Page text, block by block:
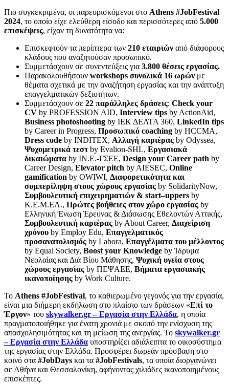
Πιο συγκεκριμένα, οι παρευρισκόμενοι στο Athens #JobFestival
2024, το οποίο είχε ελεύθερη είσοδο και περισσότερες από 5.000
επισκέψεις, είχαν τη δυνατότητα να:
Επισκεφτούν τα περίπτερα των 210 εταιριών από διάφορους
κλάδους που αναζητούσαν προσωπικό.
Συμμετάσχουν σε συνεντεύξεις για 3.800 θέσεις εργασίας.
Παρακολουθήσουν workshops συνολικά 16 ωρών με
θέματα σχετικά με την αναζήτηση εργασίας και την ανάπτυξη
επαγγελματικών δεξιοτήτων.
Συμμετάσχουν σε 22 παράλληλες δράσεις: Check your
CV by PROFESSION AID, Interview tips by ActionAid,
Business photoshooting by ΙΕΚ ΔΕΛΤΑ 360, LinkedIn tips
by Career in Progress, Προσωπικό coaching by HCCMA,
Dress code by INDITEX, Αλλαγή καριέρας by Odyssea,
Ψυχομετρικά τεστby Evalion-SHL, Εργασιακά
δικαιώματα by ΙΝ.Ε.-ΓΣΕΕ, Design your Career path by
Career Design, Elevator pitch by AIESEC, Online
gamification by OWIWI, Διαφορετικότητα και
συμπερίληψη στους χώρους εργασίας by SolidarityNow,
Συμβουλευτική επιχειρηματιών & start–uppers by
Κ.Ε.Μ.ΕΛ., Πρώτες βοήθειες στον χώρο εργασίας by
Ελληνική Ένωση Έρευνας & Διάσωσης Εθελοντών Αττικής,
Συμβουλευτική καριέρας by About Career, Διαχείριση
χρόνου by Employ Edu, Επαγγελματικός
προσανατολισμός by Labora, Επαγγέλματα του μέλλοντος
by Equal Society, Boost your Knowledge by Ίδρυμα
Νεολαίας και Διά Βίου Μάθησης, Ψυχική υγεία στους
χώρους εργασίας by ΠΕΨΑΕΕ, Βήματα εργασιακής
ικανοποίησης by Work Culture.
Το Athens #JobFestival, το καθιερωμένο γεγονός για την εργασία,
είναι μια διήμερη εκδήλωση στο πλαίσιο των δράσεων «Επί το
Έργον» του skywalker.gr – Εργασία στην Ελλάδα, η οποία
πραγματοποιήθηκε για ένατη χρονιά με σκοπό την ενίσχυση της
απασχολησιμότητας και τη μείωση της ανεργίας. Το skywalker.gr
– Εργασία στην Ελλάδα υποστηρίζει αδιάλειπτα το οικοσύστημα
της εργασίας στην Ελλάδα. Προσφέρει δωρεάν πρόσβαση στο
κοινό στα #JobDays και τα #JobFestivals, τα οποία διοργανώνει
σε Αθήνα και Θεσσαλονίκη, αφήνοντας χιλιάδες ικανοποιημένους
επισκέπτες.